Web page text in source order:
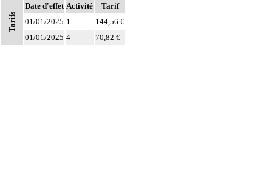
Notes
7.3
l'abouchement d'une ou des deux extrémités du tube digestif à la peau [stomies
cutanées].
La résection du tube digestif avec rétablissement de la continuité inclut
Tarifs
Date d'effet Activité
Tarif
01/01/2025 1
144,56 €
01/01/2025 4 70,82 €